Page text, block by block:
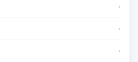
›
›
›